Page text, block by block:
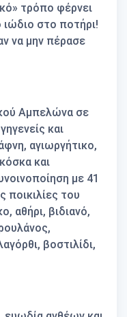
τρόπο φέρνει
ιώδιο στο ποτήρι!
να μην πέρασε
Αμπελώνα σε
και
αγιωργήτικο,
και
με 41
ποικιλίες του
αθήρι, βιδιανό,
βοστιλίδι,